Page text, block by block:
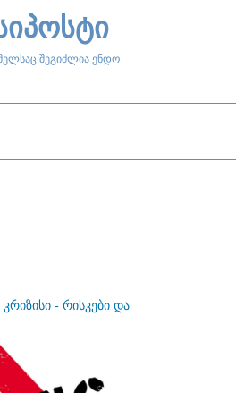
შეგიძლია ენდო
- რისკები და